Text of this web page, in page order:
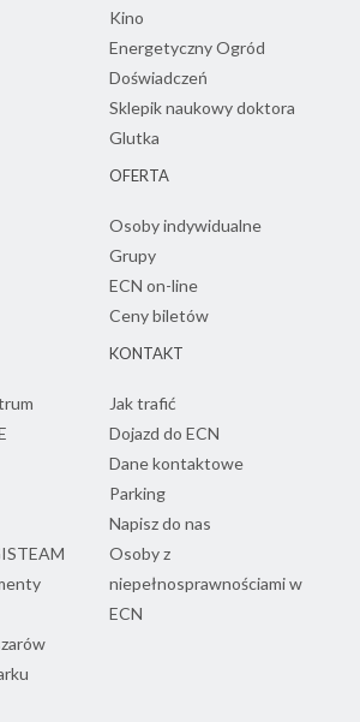
Kino
Energetyczny Ogród
Doświadczeń
Sklepik naukowy doktora
Glutka
OFERTA
Osoby indywidualne
Grupy
ECN on-line
Ceny biletów
KONTAKT
Jak trafić
Dojazd do ECN
Dane kontaktowe
Parking
Napisz do nas
Osoby z
niepełnosprawnościami w
ECN